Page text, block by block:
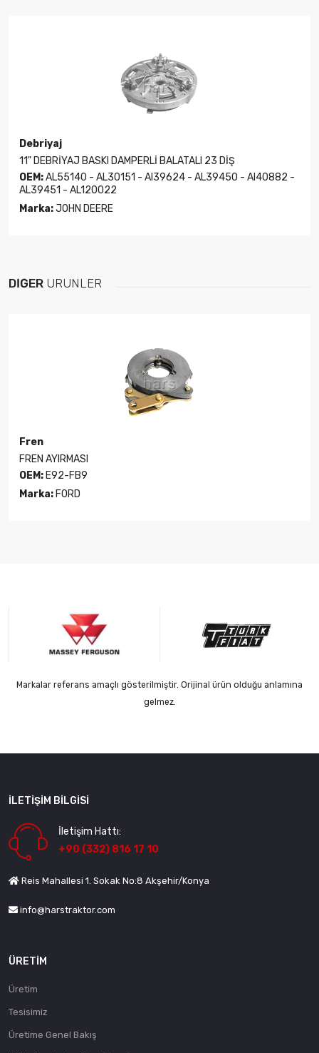
Debriyaj
11" DEBRİYAJ BASKI DAMPERLİ BALATALI 23 DİŞ
OEM:AL55140 - AL30151 - Al39624 - AL39450 - Al40882 -
AL39451 - AL120022
Marka:JOHN DEERE
DIĞER ÜRÜNLER
Fren
FREN AYIRMASI
OEM: E92-FB9
Marka: FORD
Markalar referans amaçlı gösterilmiştir. Orijinal ürün olduğu anlamına
gelmez.
İLETIŞIM BILGISI
İletişim Hattı:
+90 (332) 816 17 10
Reis Mahallesi 1. Sokak No:8 Akşehir/Konya
info@harstraktor.com
ÜRETIM
Üretim
Tesisimiz
Üretime Genel Bakış